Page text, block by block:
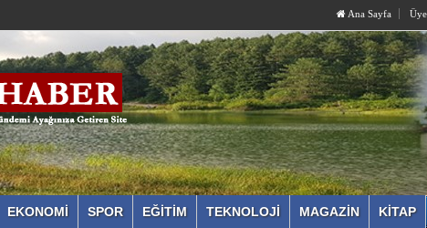
Ana Sayfa
EKONOMİ SPOR EĞİTİM TEKNOLOJİ MAGAZİN KİTAP